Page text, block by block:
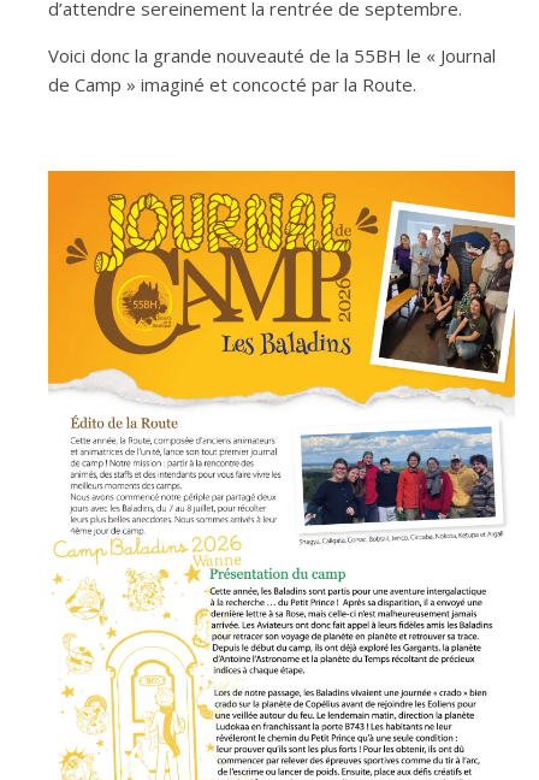
d’attendre sereinement la rentrée de septembre.
Voici donc la grande nouveauté de la 55BH le « Journal
de Camp » imaginé et concocté par la Route.